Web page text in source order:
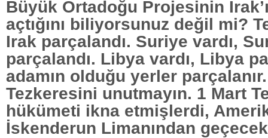
Büyük Ortadoğu Projesinin
açtığını biliyorsunuz değil mi?
Irak parçalandı. Suriye vardı,
parçalandı. Libya vardı, Libya
adamın olduğu yerler
Tezkeresini unutmayın. 1 Mart
hükümeti ikna etmişlerdi,
İskenderun Limanından